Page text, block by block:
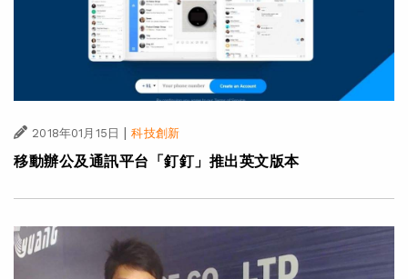
2018年01月15日 | 科技創新
移動辦公及通訊平台「釘釘」推出英文版本